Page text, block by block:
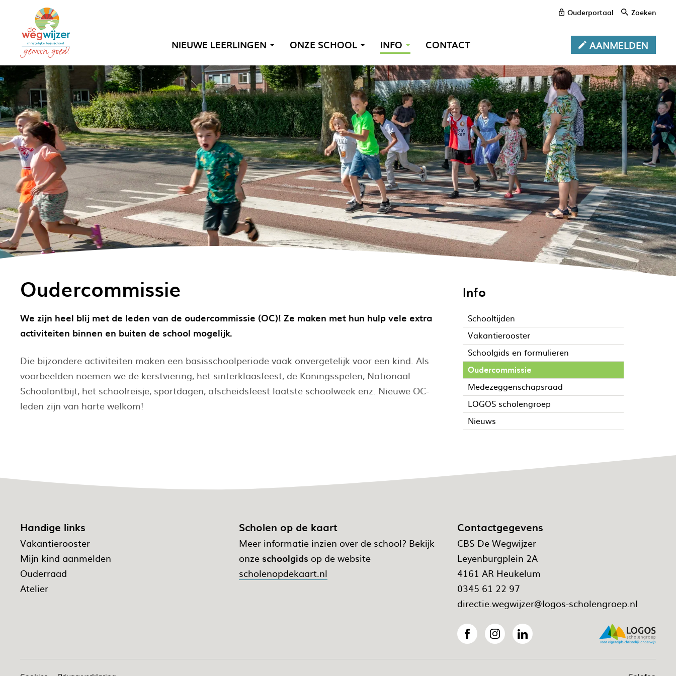
Ouderportaal Zoeken
NIEUWE LEERLINGEN ONZE SCHOOL INFO CONTACT AANMELDEN
Oudercommissie
We zijn heel blij met de leden van de oudercommissie (OC)! Ze maken met hun hulp vele extra
activiteiten binnen en buiten de school mogelijk.
Die bijzondere activiteiten maken een basisschoolperiode vaak onvergetelijk voor een kind. Als
voorbeelden noemen we de kerstviering, het sinterklaasfeest, de Koningsspelen, Nationaal
Schoolontbijt, het schoolreisje, sportdagen, afscheidsfeest laatste schoolweek enz. Nieuwe OC-
leden zijn van harte welkom!
Info
Schooltijden
Vakantierooster
Schoolgids en formulieren
Oudercommissie
Medezeggenschapsraad
LOGOS scholengroep
Nieuws
Handige links
Vakantierooster
Mijn kind aanmelden
Ouderraad
Atelier
Scholen op de kaart
Meer informatie inzien over de school? Bekijk
onze schoolgids op de website
scholenopdekaart.nl
Contactgegevens
CBS De Wegwijzer
Leyenburgplein 2A
4161 AR Heukelum
0345 61 22 97
directie.wegwijzer@logos-scholengroep.nl